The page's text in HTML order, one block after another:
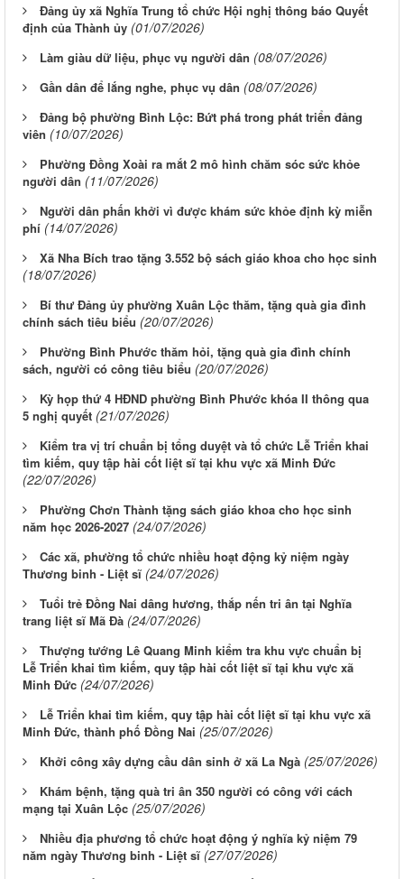
Đảng ủy xã Nghĩa Trung tổ chức Hội nghị thông báo Quyết
định của Thành ủy (01/07/2026)
Làm giàu dữ liệu, phục vụ người dân (08/07/2026)
Gần dân để lắng nghe, phục vụ dân (08/07/2026)
Đảng bộ phường Bình Lộc: Bứt phá trong phát triển đảng
viên (10/07/2026)
Phường Đồng Xoài ra mắt 2 mô hình chăm sóc sức khỏe
người dân (11/07/2026)
Người dân phấn khởi vì được khám sức khỏe định kỳ miễn
phí (14/07/2026)
Xã Nha Bích trao tặng 3.552 bộ sách giáo khoa cho học sinh
(18/07/2026)
Bí thư Đảng ủy phường Xuân Lộc thăm, tặng quà gia đình
chính sách tiêu biểu (20/07/2026)
Phường Bình Phước thăm hỏi, tặng quà gia đình chính
sách, người có công tiêu biểu (20/07/2026)
Kỳ họp thứ 4 HĐND phường Bình Phước khóa II thông qua
5 nghị quyết (21/07/2026)
Kiểm tra vị trí chuẩn bị tổng duyệt và tổ chức Lễ Triển khai
tìm kiếm, quy tập hài cốt liệt sĩ tại khu vực xã Minh Đức
(22/07/2026)
Phường Chơn Thành tặng sách giáo khoa cho học sinh
năm học 2026-2027 (24/07/2026)
Các xã, phường tổ chức nhiều hoạt động kỷ niệm ngày
Thương binh - Liệt sĩ (24/07/2026)
Tuổi trẻ Đồng Nai dâng hương, thắp nến tri ân tại Nghĩa
trang liệt sĩ Mã Đà (24/07/2026)
Thượng tướng Lê Quang Minh kiểm tra khu vực chuẩn bị
Lễ Triển khai tìm kiếm, quy tập hài cốt liệt sĩ tại khu vực xã
Minh Đức (24/07/2026)
Lễ Triển khai tìm kiếm, quy tập hài cốt liệt sĩ tại khu vực xã
Minh Đức, thành phố Đồng Nai (25/07/2026)
Khởi công xây dựng cầu dân sinh ở xã La Ngà (25/07/2026)
Khám bệnh, tặng quà tri ân 350 người có công với cách
mạng tại Xuân Lộc (25/07/2026)
Nhiều địa phương tổ chức hoạt động ý nghĩa kỷ niệm 79
năm ngày Thương binh - Liệt sĩ (27/07/2026)